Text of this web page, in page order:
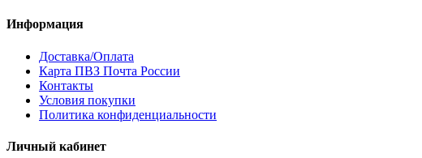
Информация
Доставка/Оплата
Карта ПВЗ Почта России
Контакты
Условия покупки
Политика конфиденциальности
Личный кабинет